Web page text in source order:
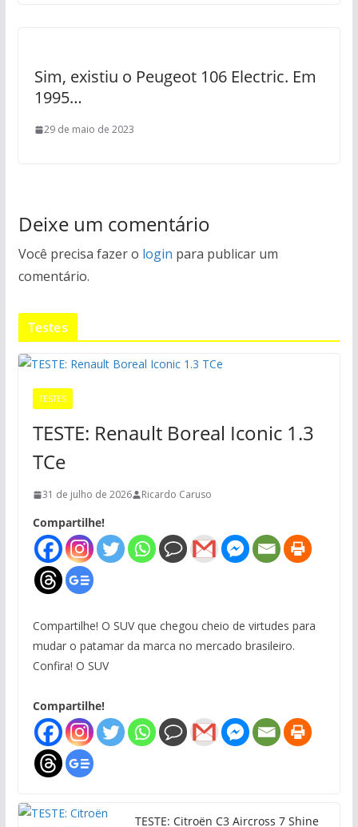
Sim, existiu o Peugeot 106 Electric. Em
1995…
29 de maio de 2023
Deixe um comentário
Você precisa fazer o login para publicar um
comentário.
Testes
TESTES
TESTE: Renault Boreal Iconic 1.3
TCe
31 de julho de 2026 Ricardo Caruso
Compartilhe!
Compartilhe! O SUV que chegou cheio de virtudes para
mudar o patamar da marca no mercado brasileiro.
Confira! O SUV
Compartilhe!
TESTE: Citroën C3 Aircross 7 Shine